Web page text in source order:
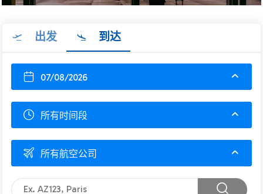
出发 到达
07/08/2026
所有时间段
所有航空公司